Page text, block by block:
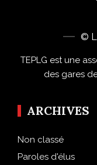
©
TEPLG est une
des gares
ARCHIVES
Non classé
Paroles d'élus